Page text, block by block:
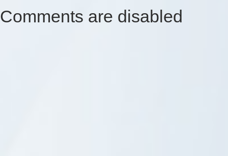
Comments are disabled